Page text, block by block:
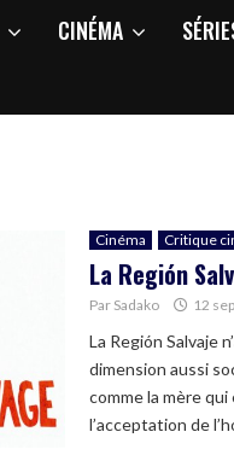
CINÉMA
Cinéma Critique
La Región
Par Sadako 12
La Región Salvaje
dimension aussi
comme la mère
l’acceptation de